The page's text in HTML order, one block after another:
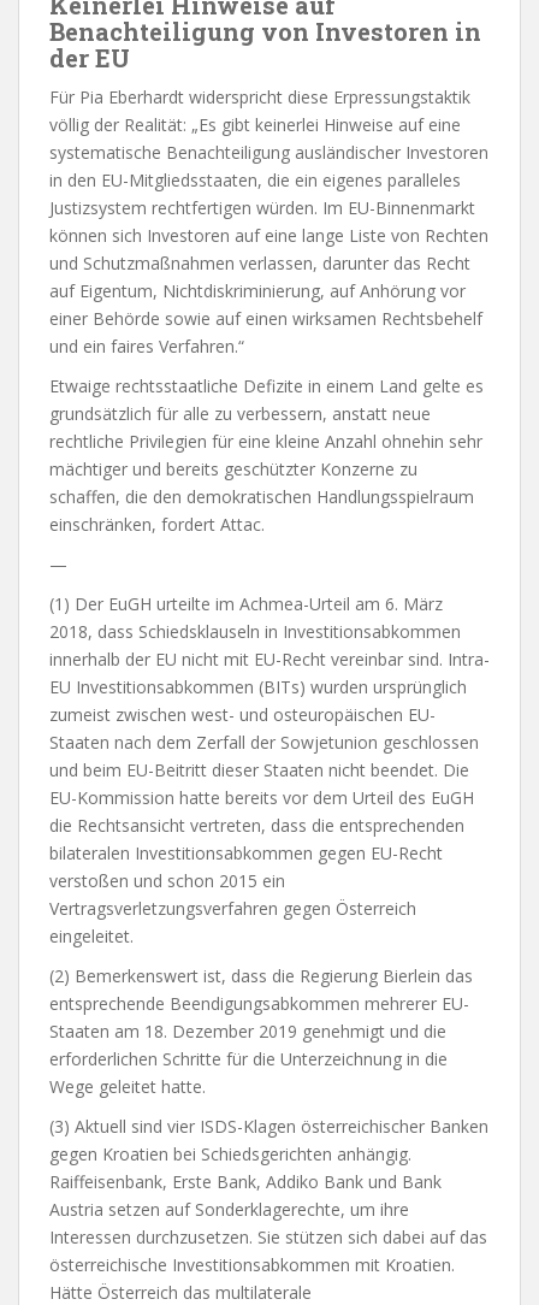
Benachteiligung von Investoren in
der EU
Für Pia Eberhardt widerspricht diese Erpressungstaktik
völlig der Realität: „Es gibt keinerlei Hinweise auf eine
systematische Benachteiligung ausländischer Investoren
in den EU-Mitgliedsstaaten, die ein eigenes paralleles
Justizsystem rechtfertigen würden. Im EU-Binnenmarkt
können sich Investoren auf eine lange Liste von Rechten
und Schutzmaßnahmen verlassen, darunter das Recht
auf Eigentum, Nichtdiskriminierung, auf Anhörung vor
einer Behörde sowie auf einen wirksamen Rechtsbehelf
und ein faires Verfahren.“
Etwaige rechtsstaatliche Defizite in einem Land gelte es
grundsätzlich für alle zu verbessern, anstatt neue
rechtliche Privilegien für eine kleine Anzahl ohnehin sehr
mächtiger und bereits geschützter Konzerne zu
schaffen, die den demokratischen Handlungsspielraum
einschränken, fordert Attac.
—
(1) Der EuGH urteilte im Achmea-Urteil am 6. März
2018, dass Schiedsklauseln in Investitionsabkommen
innerhalb der EU nicht mit EU-Recht vereinbar sind. Intra-
EU Investitionsabkommen (BITs) wurden ursprünglich
zumeist zwischen west- und osteuropäischen EU-
Staaten nach dem Zerfall der Sowjetunion geschlossen
und beim EU-Beitritt dieser Staaten nicht beendet. Die
EU-Kommission hatte bereits vor dem Urteil des EuGH
die Rechtsansicht vertreten, dass die entsprechenden
bilateralen Investitionsabkommen gegen EU-Recht
verstoßen und schon 2015 ein
Vertragsverletzungsverfahren gegen Österreich
eingeleitet.
(2) Bemerkenswert ist, dass die Regierung Bierlein das
entsprechende Beendigungsabkommen mehrerer EU-
Staaten am 18. Dezember 2019 genehmigt und die
erforderlichen Schritte für die Unterzeichnung in die
Wege geleitet hatte.
(3) Aktuell sind vier ISDS-Klagen österreichischer Banken
gegen Kroatien bei Schiedsgerichten anhängig.
Raiffeisenbank, Erste Bank, Addiko Bank und Bank
Austria setzen auf Sonderklagerechte, um ihre
Interessen durchzusetzen. Sie stützen sich dabei auf das
österreichische Investitionsabkommen mit Kroatien.
Hätte Österreich das multilaterale